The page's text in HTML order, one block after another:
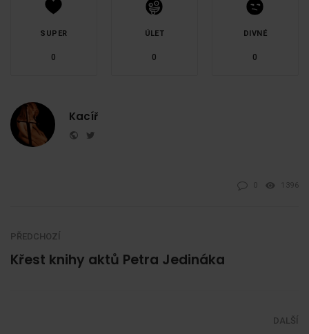
SUPER
0
ÚLET
0
DIVNÉ
0
Kacíř
Website
0 1396
PŘEDCHOZÍ
Křest knihy aktů Petra Jedináka
DALŠÍ